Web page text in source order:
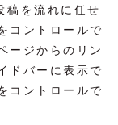
を流れに任せ
コントロールで
ージからのリン
ドバーに表示で
コントロールで